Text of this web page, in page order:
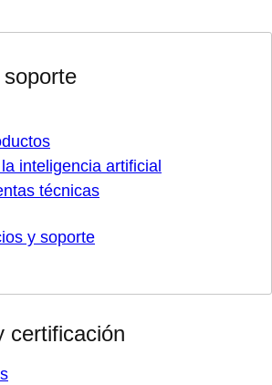
inteligencia artificial
técnicas
y soporte
certificación